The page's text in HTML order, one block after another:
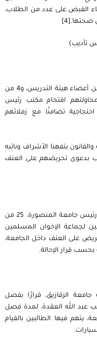
القبض على عدد من الطلاب،
تأديب)
– قرر مجلس جامعة المنوفية إحالة 12 من أعضاء هيئة التدريس، و4 من
محاولتهم اقتحام مكتب رئيس
تضامنًا مع زملائهم
بتفهنا الأشراف ونائبه
بدعوى تحريضهم على العنف
– أحال الدكتور السيد أحمد عبد الخالق، رئيس جامعة المنصورة، 25 من
لجماعة الإخوان المسلمين
على العنف داخل الجامعة،
قرار الإحالة.
الزقازيق، قرارًا بفصل
عبد الله العقدة، لمدة فصل
يتهم فيها الطالبين بالقيام